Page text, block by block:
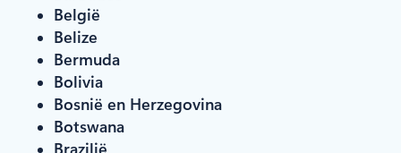
België
Belize
Bermuda
Bolivia
Bosnië en Herzegovina
Botswana
Brazilië